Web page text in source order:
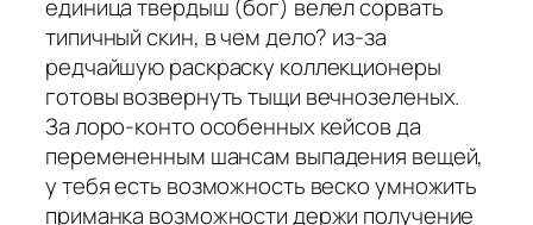
единица твердыш (бог) велел сорвать
типичный скин, в чем дело? из-за
редчайшую раскраску коллекционеры
готовы возвернуть тыщи вечнозеленых.
За лоро-конто особенных кейсов да
перемененным шансам выпадения вещей,
у тебя есть возможность веско умножить
приманка возможности держи получение